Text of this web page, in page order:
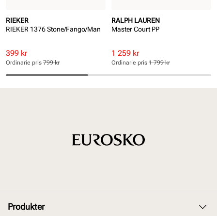
RIEKER
RIEKER 1376 Stone/Fango/Man
Rabatterat
pris
Pris
399 kr
Ordinarie
pris
Pris
Ordinarie pris 799 kr
RALPH LAUREN
Master Court PP
Rabatterat
pris
Pris
1 259 kr
Ordinarie
pris
Pris
Ordinarie pris 1 799 kr
Produkter